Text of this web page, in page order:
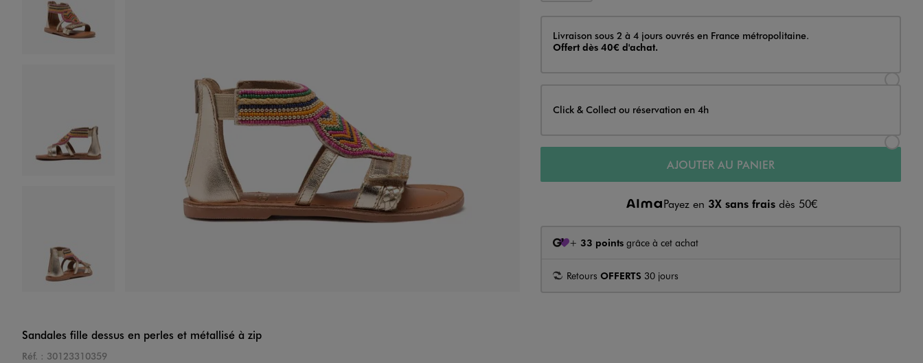
Livraison
Livraison sous 2 à 4 jours ouvrés en France métropolitaine.
Offert dès 40€ d'achat.
Click & Collect ou réservation en 4h
AJOUTER AU PANIER
Payez en 3X sans fraisdès 50€
+ 33 pointsgrâce à cet achat
Retours OFFERTS 30 jours
Sandales fille dessus en perles et métallisé à zip
Réf. : 30123310359